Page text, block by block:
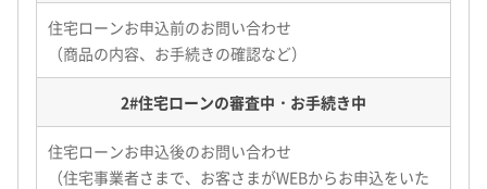
住宅ローンお申込前のお問い合わせ
（商品の内容、お手続きの確認など）
2#住宅ローンの審査中・お手続き中
住宅ローンお申込後のお問い合わせ
（住宅事業者さまで、お客さまがWEBからお申込をいた